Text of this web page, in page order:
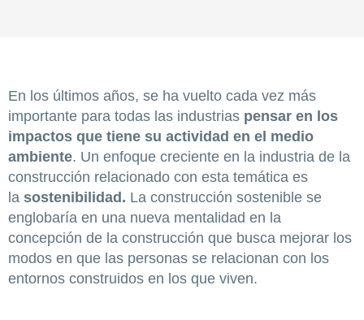
En los últimos años, se ha vuelto cada vez más
importante para todas las industrias pensar en los
impactos que tiene su actividad en el medio
ambiente. Un enfoque creciente en la industria de la
construcción relacionado con esta temática es
la sostenibilidad. La construcción sostenible se
englobaría en una nueva mentalidad en la
concepción de la construcción que busca mejorar los
modos en que las personas se relacionan con los
entornos construidos en los que viven.